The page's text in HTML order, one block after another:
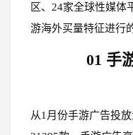
区、24家全球性媒体
游海外买量特征进行
01 手
从1月份手游广告投